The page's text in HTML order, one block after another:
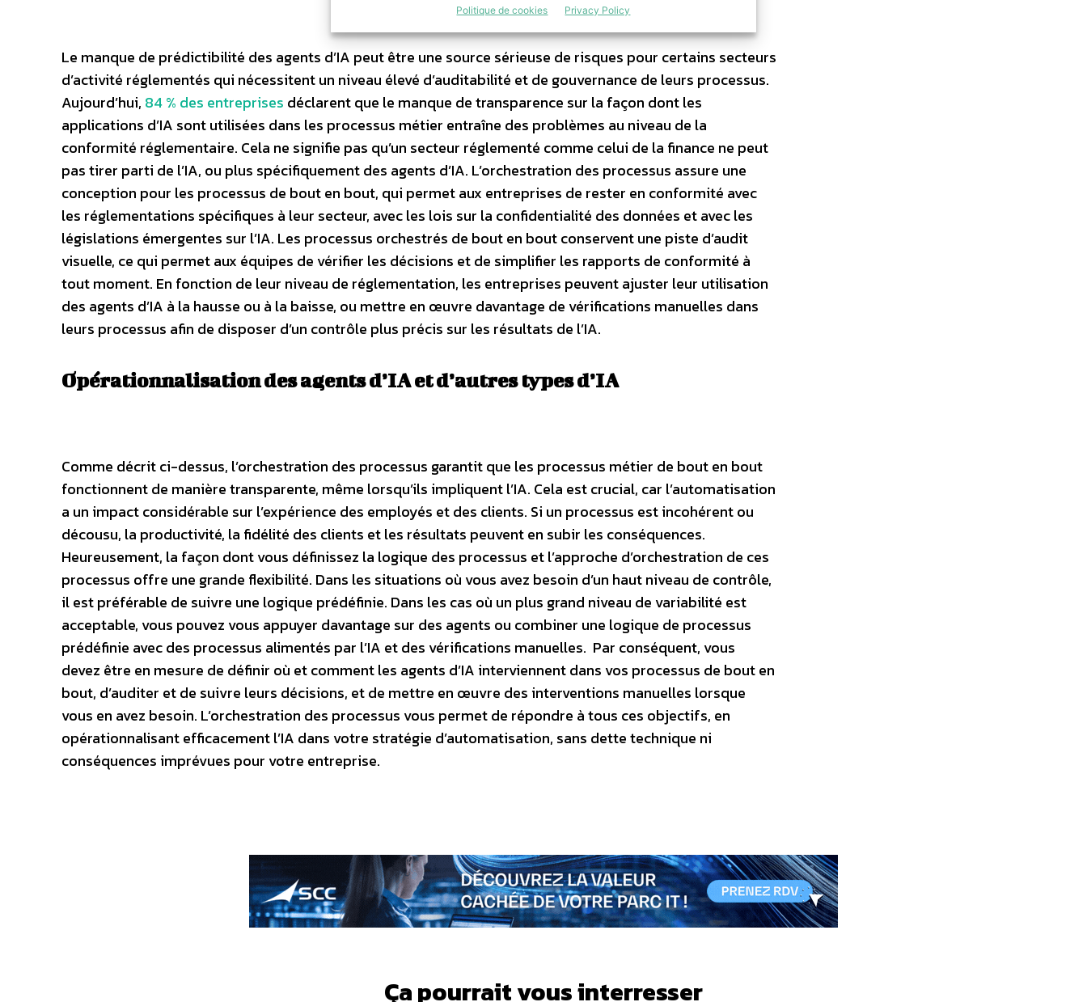
Politique de cookies Privacy Policy
Le manque de prédictibilité des agents d’IA peut être une source sérieuse de risques pour certains secteurs
d’activité réglementés qui nécessitent un niveau élevé d’auditabilité et de gouvernance de leurs processus.
Aujourd’hui, 84 % des entreprises déclarent que le manque de transparence sur la façon dont les
applications d’IA sont utilisées dans les processus métier entraîne des problèmes au niveau de la
conformité réglementaire. Cela ne signifie pas qu’un secteur réglementé comme celui de la finance ne peut
pas tirer parti de l’IA, ou plus spécifiquement des agents d’IA. L’orchestration des processus assure une
conception pour les processus de bout en bout, qui permet aux entreprises de rester en conformité avec
les réglementations spécifiques à leur secteur, avec les lois sur la confidentialité des données et avec les
législations émergentes sur l’IA. Les processus orchestrés de bout en bout conservent une piste d’audit
visuelle, ce qui permet aux équipes de vérifier les décisions et de simplifier les rapports de conformité à
tout moment. En fonction de leur niveau de réglementation, les entreprises peuvent ajuster leur utilisation
des agents d’IA à la hausse ou à la baisse, ou mettre en œuvre davantage de vérifications manuelles dans
leurs processus afin de disposer d’un contrôle plus précis sur les résultats de l’IA.
Opérationnalisation des agents d’IA et d’autres types d’IA
Comme décrit ci-dessus, l’orchestration des processus garantit que les processus métier de bout en bout
fonctionnent de manière transparente, même lorsqu’ils impliquent l’IA. Cela est crucial, car l’automatisation
a un impact considérable sur l’expérience des employés et des clients. Si un processus est incohérent ou
décousu, la productivité, la fidélité des clients et les résultats peuvent en subir les conséquences.
Heureusement, la façon dont vous définissez la logique des processus et l’approche d’orchestration de ces
processus offre une grande flexibilité. Dans les situations où vous avez besoin d’un haut niveau de contrôle,
il est préférable de suivre une logique prédéfinie. Dans les cas où un plus grand niveau de variabilité est
acceptable, vous pouvez vous appuyer davantage sur des agents ou combiner une logique de processus
prédéfinie avec des processus alimentés par l’IA et des vérifications manuelles. Par conséquent, vous
devez être en mesure de définir où et comment les agents d’IA interviennent dans vos processus de bout en
bout, d’auditer et de suivre leurs décisions, et de mettre en œuvre des interventions manuelles lorsque
vous en avez besoin. L’orchestration des processus vous permet de répondre à tous ces objectifs, en
opérationnalisant efficacement l’IA dans votre stratégie d’automatisation, sans dette technique ni
conséquences imprévues pour votre entreprise.
Ça pourrait vous interresser